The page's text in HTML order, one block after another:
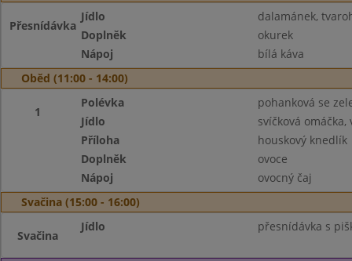
Přesnídávka
Jídlo
dalamánek,
Doplněk
okurek
Nápoj
bílá káva
Oběd (11:00 - 14:00)
1
Polévka
pohanková se
Jídlo
svíčková
Příloha
houskový knedlík
Doplněk
ovoce
Nápoj
ovocný čaj
Svačina (15:00 - 16:00)
Svačina
Jídlo přesnídávka s